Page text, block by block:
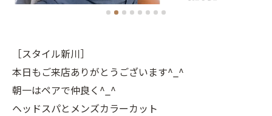
［スタイル新川］
本日もご来店ありがとうございます^_^
朝一はペアで仲良く^_^
ヘッドスパとメンズカラーカット